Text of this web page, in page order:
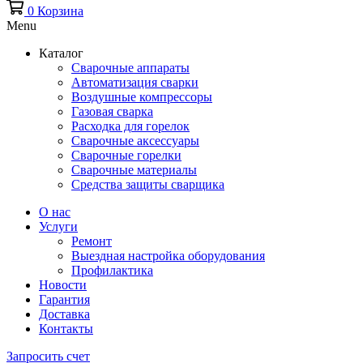
0 Корзина
Menu
Каталог
Сварочные аппараты
Автоматизация сварки
Воздушные компрессоры
Газовая сварка
Расходка для горелок
Сварочные аксессуары
Сварочные горелки
Сварочные материалы
Средства защиты сварщика
О нас
Услуги
Ремонт
Выездная настройка оборудования
Профилактика
Новости
Гарантия
Доставка
Контакты
Запросить счет